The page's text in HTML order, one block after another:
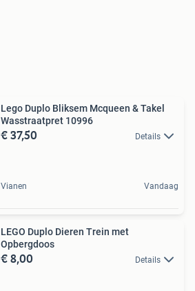
Lego Duplo Bliksem Mcqueen & Takel
Wasstraatpret 10996
€ 37,50 Details
Vianen Vandaag
LEGO Duplo Dieren Trein met
Opbergdoos
€ 8,00 Details